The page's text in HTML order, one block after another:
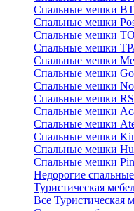
Спальные мешки
Спальные мешки
Спальные мешки
Спальные мешки
Cпальные мешки
Спальные мешки
Спальные мешки
Спальные мешки
Спальные мешки
Спальные мешки
Спальные мешки
Спальные мешки
Спальные мешки
Недорогие
Туристическая
Все Туристическая